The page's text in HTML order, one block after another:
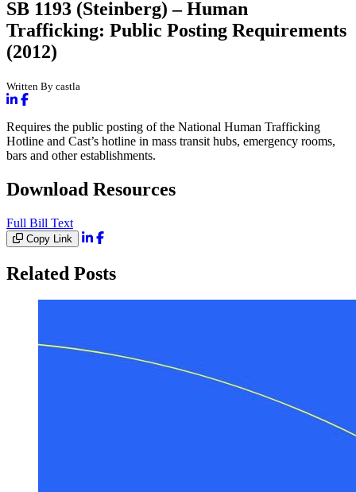
SB 1193 (Steinberg) – Human
Trafficking: Public Posting Requirements
(2012)
Written By castla
Requires the public posting of the National Human Trafficking
Hotline and Cast’s hotline in mass transit hubs, emergency rooms,
bars and other establishments.
Download Resources
Full Bill Text
Copy Link
Related Posts